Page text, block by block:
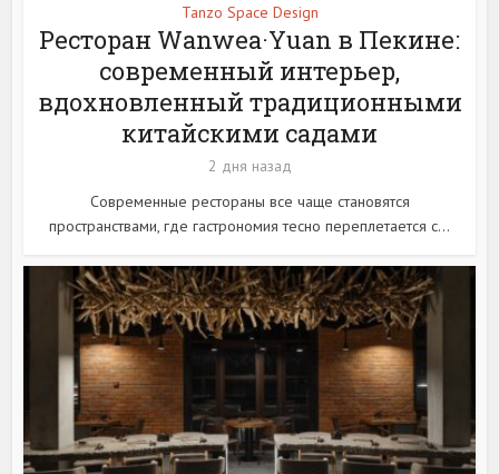
Tanzo Space Design
Ресторан Wanwea·Yuan в Пекине:
современный интерьер,
вдохновленный традиционными
китайскими садами
2 дня назад
Современные рестораны все чаще становятся
пространствами, где гастрономия тесно переплетается с...